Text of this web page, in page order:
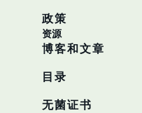
政策
资源
博客和文章
目录
无菌证书